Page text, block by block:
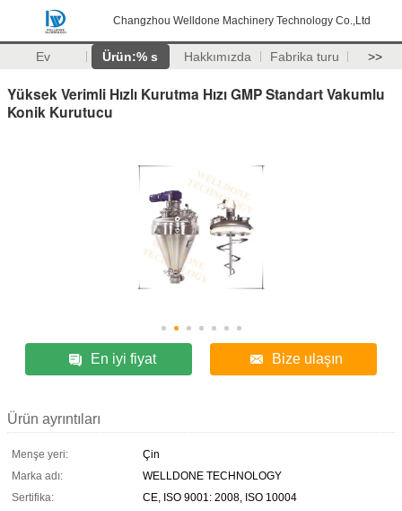
Changzhou Welldone Machinery Technology Co.,Ltd
Ev Ürün:% s Hakkımızda Fabrika turu >>
Yüksek Verimli Hızlı Kurutma Hızı GMP Standart Vakumlu
Konik Kurutucu
En iyi fiyat Bize ulaşın
Ürün ayrıntıları
Menşe yeri:
Çin
Marka adı:
WELLDONE TECHNOLOGY
Sertifika:
CE, ISO 9001: 2008, ISO 10004